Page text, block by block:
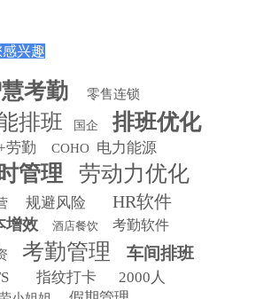
兴趣
考勤 零售连锁
排班 国企 排班优化
劳勤 COHO 电力能源
管理 劳动力优化
规避风险 HR软件
增效 酒店餐饮 考勤软件
考勤管理 车间排班
指纹打卡 2000人